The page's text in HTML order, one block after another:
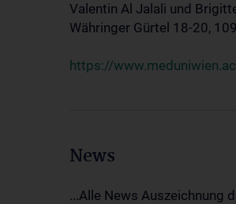
Valentin Al Jalali und
Währinger Gürtel 18-20,
https://
News
...Alle News Auszeichnung